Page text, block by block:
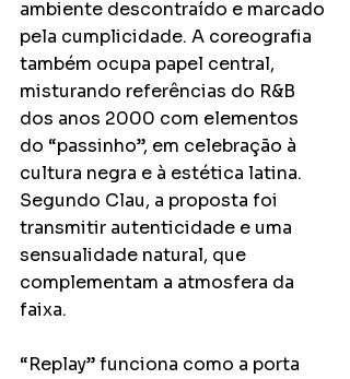
ambiente descontraído e marcado
pela cumplicidade. A coreografia
também ocupa papel central,
misturando referências do R&B
dos anos 2000 com elementos
do “passinho”, em celebração à
cultura negra e à estética latina.
Segundo Clau, a proposta foi
transmitir autenticidade e uma
sensualidade natural, que
complementam a atmosfera da
faixa.
“Replay” funciona como a porta